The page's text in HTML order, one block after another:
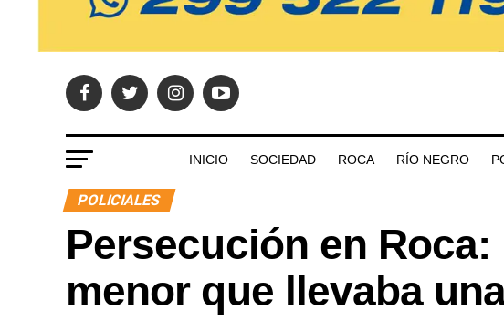
INICIO SOCIEDAD ROCA RÍO NEGRO
POLICIALES
Persecución en
menor que llevaba